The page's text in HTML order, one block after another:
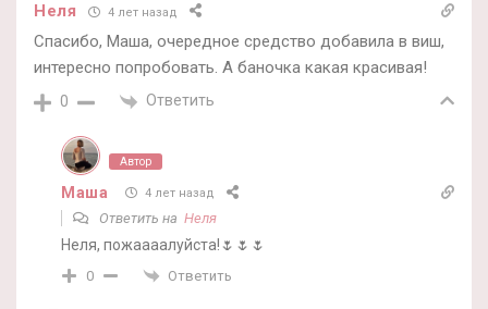
Неля 4 лет назад
Спасибо, Маша, очередное средство добавила в виш,
интересно попробовать. А баночка какая красивая!
0 Ответить
Автор
Маша 4 лет назад
Ответить на Неля
Неля, пожаааалуйста!🌷🌷🌷
0 Ответить